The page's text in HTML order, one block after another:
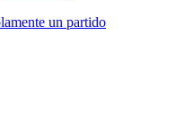
un partido